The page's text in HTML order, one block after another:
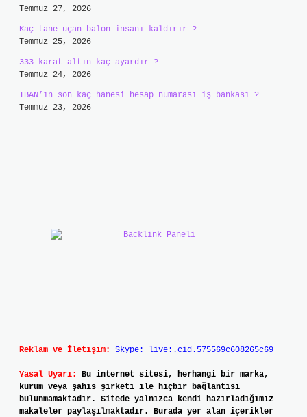
Temmuz 27, 2026
Kaç tane uçan balon insanı kaldırır ?
Temmuz 25, 2026
333 karat altın kaç ayardır ?
Temmuz 24, 2026
IBAN’ın son kaç hanesi hesap numarası iş bankası ?
Temmuz 23, 2026
Reklam ve İletişim: Skype: live:.cid.575569c608265c69
Yasal Uyarı:
Bu internet sitesi, herhangi bir marka,
kurum veya şahıs şirketi ile hiçbir bağlantısı
bulunmamaktadır. Sitede yalnızca kendi hazırladığımız
makaleler paylaşılmaktadır. Burada yer alan içerikler